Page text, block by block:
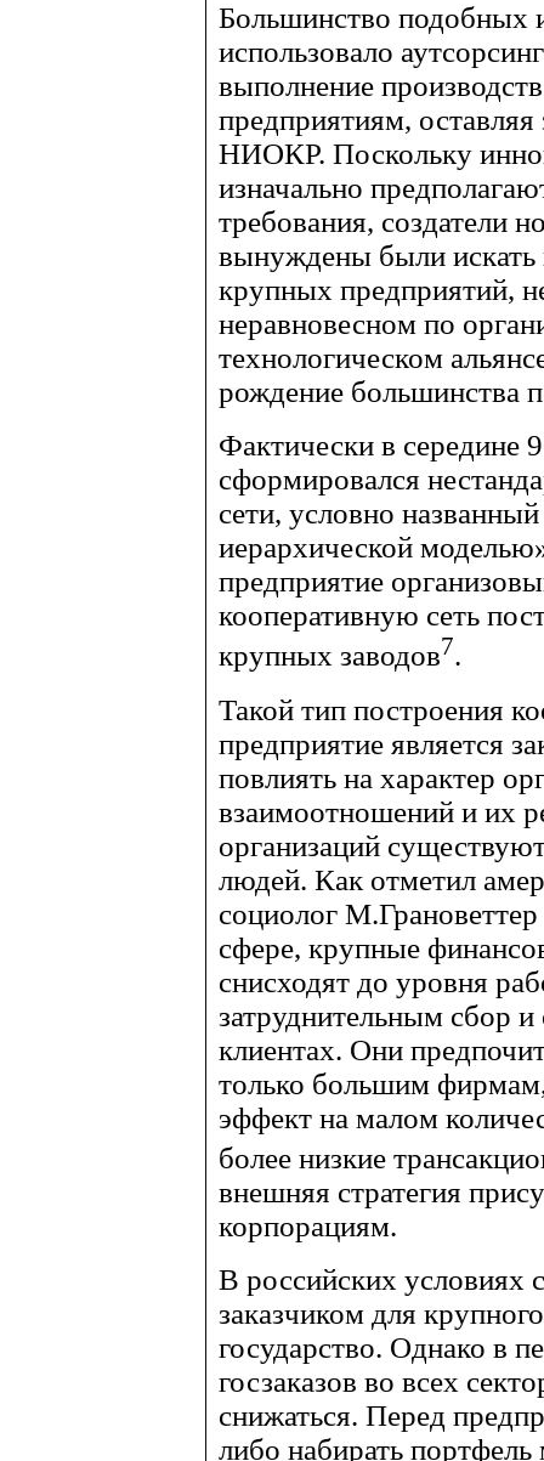
Большинство подобных
использовало
выполнение
предприятиям,
НИОКР. Поскольку
изначально
требования, создатели
вынуждены были искать
крупных предприятий,
неравновесном по
технологическом
рождение большинства
Фактически в середине
сформировался
сети, условно
иерархической
предприятие
кооперативную сеть
крупных заводов7.
Такой тип построения
предприятие является
повлиять на характер
взаимоотношений и их
организаций
людей. Как отметил
социолог
сфере, крупные
снисходят до уровня
затруднительным сбор
клиентах. Они
только большим
эффект на малом
более низкие
внешняя стратегия
корпорациям.
В российских
заказчиком для
государство. Однако в
госзаказов во всех
снижаться. Перед
либо набирать портфель